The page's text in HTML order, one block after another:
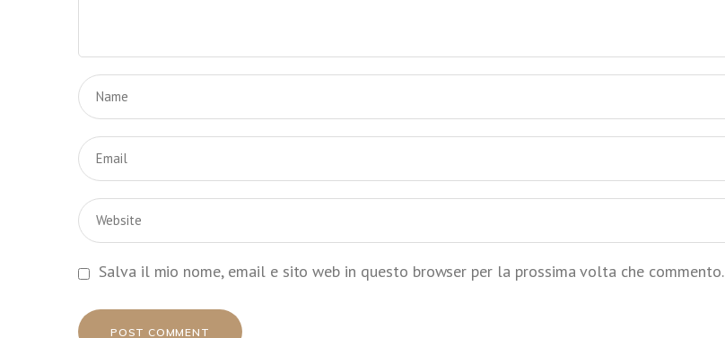
Salva il mio nome, email e sito web in questo browser per la prossima volta che commento.